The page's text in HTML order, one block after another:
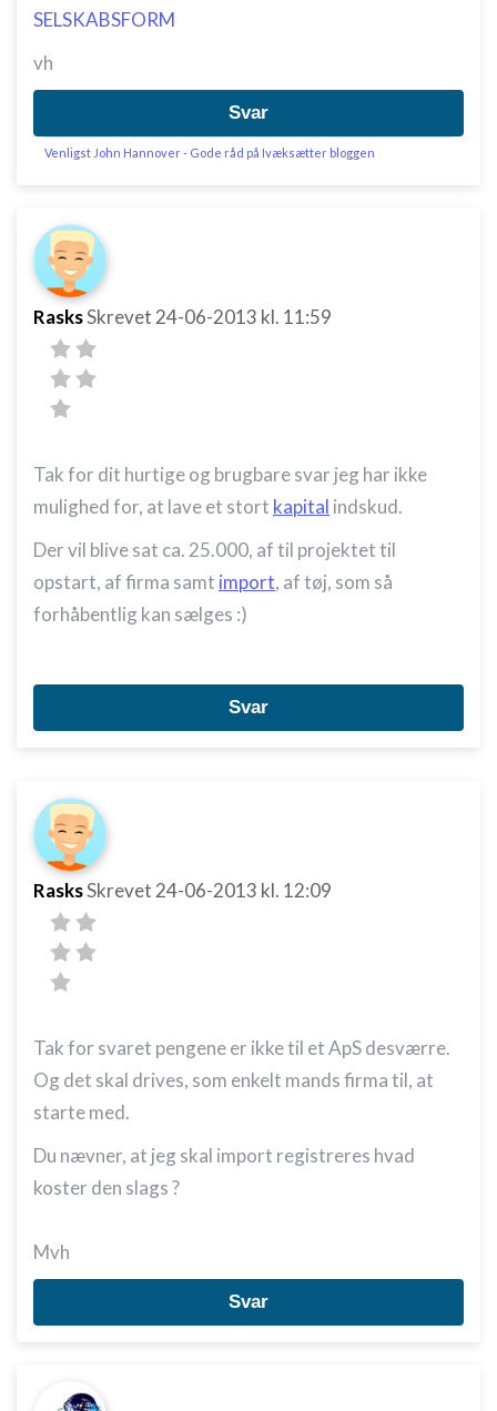
SELSKABSFORM
vh
Svar
Venligst John Hannover - Gode råd på Ivæksætter bloggen
RasksSkrevet 24-06-2013 kl. 11:59
Tak for dit hurtige og brugbare svar jeg har ikke
mulighed for, at lave et stort kapital indskud.
Der vil blive sat ca. 25.000, af til projektet til
opstart, af firma samt import, af tøj, som så
forhåbentlig kan sælges :)
Svar
RasksSkrevet 24-06-2013 kl. 12:09
Tak for svaret pengene er ikke til et ApS desværre.
Og det skal drives, som enkelt mands firma til, at
starte med.
Du nævner, at jeg skal import registreres hvad
koster den slags ?
Mvh
Svar